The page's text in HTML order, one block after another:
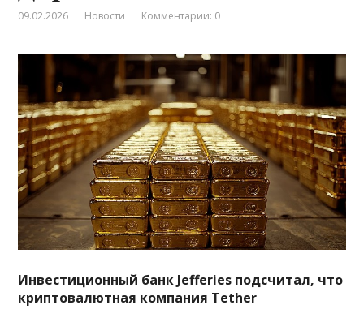
09.02.2026 Новости Комментарии: 0
Инвестиционный банк Jefferies подсчитал, что
криптовалютная компания Tether